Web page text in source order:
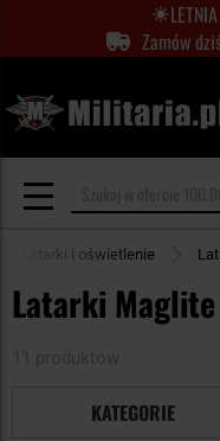
Zamów
Latarki i oświetlenie
Latarki Maglite
KATEGORIE